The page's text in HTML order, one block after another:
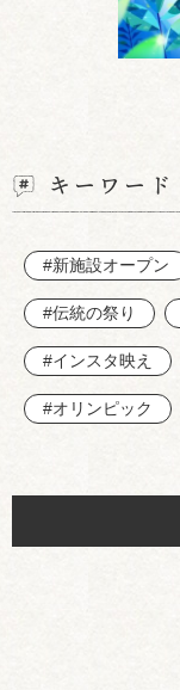
キーワード
#新施設オープン
#伝統の祭り
#インスタ映え
#オリンピック